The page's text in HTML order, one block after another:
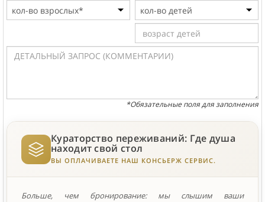
*Обязательные поля для заполнения
Кураторство переживаний: Где душа
находит свой стол
ВЫ ОПЛАЧИВАЕТЕ НАШ КОНСЬЕРЖ СЕРВИС.
Больше, чем бронирование: мы слышим ваши